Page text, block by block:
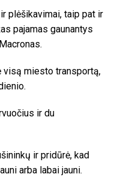
plėšikavimai, taip pat ir
pajamas gaunantys
visą miesto transportą,
ir du
ir pridūrė, kad
arba labai jauni.